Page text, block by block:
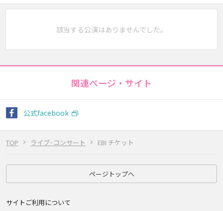
TOP ライブ･コンサート EBI チケット
該当する公演はありませんでした。
関連ページ・サイト
公式facebook
ページトップへ
サイトご利用について